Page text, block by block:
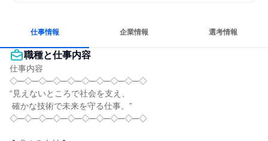
仕事情報 企業情報 選考情報
職種と仕事内容
仕事内容
◇─◇─◇─◇─◇─◇─◇─◇─◇─◇
“見えないところで社会を支え、
◇─◇─◇─◇─◇─◇─◇─◇─◇─◇